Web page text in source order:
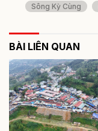
Sông Kỳ Cùng
BÀI LIÊN QUAN